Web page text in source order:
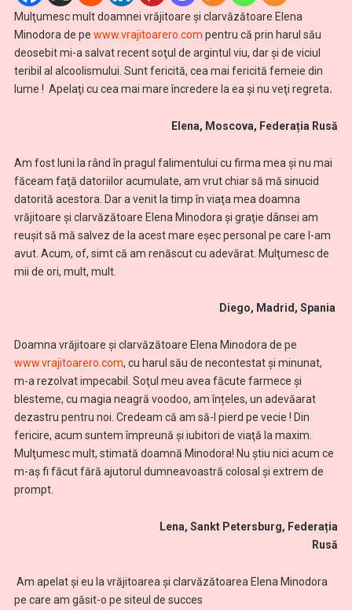
Mulţumesc mult doamnei vrăjitoare şi clarvăzătoare Elena
Minodora de pe www.vrajitoarero.com pentru că prin harul său
deosebit mi-a salvat recent soţul de argintul viu, dar și de viciul
teribil al alcoolismului. Sunt fericită, cea mai fericită femeie din
lume ! Apelaţi cu cea mai mare încredere la ea şi nu veţi regreta.
Elena, Moscova, Federația Rusă
Am fost luni la rând în pragul falimentului cu firma mea şi nu mai
făceam faţă datoriilor acumulate, am vrut chiar să mă sinucid
datorită acestora. Dar a venit la timp în viaţa mea doamna
vrăjitoare şi clarvăzătoare Elena Minodora şi graţie dânsei am
reuşit să mă salvez de la acest mare eşec personal pe care l-am
avut. Acum, of, simt că am renăscut cu adevărat. Mulţumesc de
mii de ori, mult, mult.
Diego, Madrid, Spania
Doamna vrăjitoare şi clarvăzătoare Elena Minodora de pe
www.vrajitoarero.com, cu harul său de necontestat şi minunat,
m-a rezolvat impecabil. Soţul meu avea făcute farmece şi
blesteme, cu magia neagră voodoo, am înțeles, un adevăarat
dezastru pentru noi. Credeam că am să-l pierd pe vecie ! Din
fericire, acum suntem împreună şi iubitori de viaţă la maxim.
Mulţumesc mult, stimată doamnă Minodora! Nu ştiu nici acum ce
m-aş fi făcut fără ajutorul dumneavoastră colosal și extrem de
prompt.
Lena, Sankt Petersburg, Federația
Rusă
Am apelat şi eu la vrăjitoarea şi clarvăzătoarea Elena Minodora
pe care am găsit-o pe siteul de succes